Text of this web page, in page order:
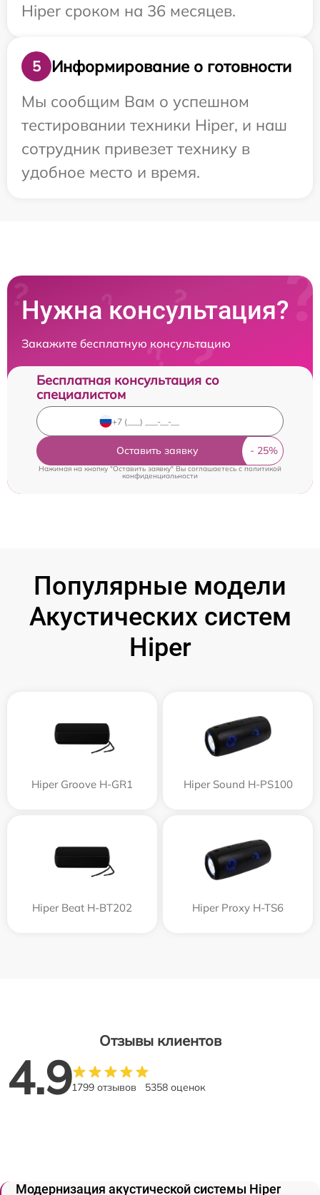
Hiper сроком на 36 месяцев.
5
Информирование о готовности
Мы сообщим Вам о успешном
тестировании техники Hiper, и наш
сотрудник привезет технику в
удобное место и время.
Нужна консультация?
Закажите бесплатную консультацию
Бесплатная консультация со
специалистом
Оставить заявку
Нажимая на кнопку "Оставить заявку" Вы соглашаетесь c политикой
конфиденциальности
Популярные модели
Акустических систем
Hiper
Hiper Groove H-GR1 Hiper Sound H-PS100
Hiper Beat H-BT202 Hiper Proxy H-TS6
Отзывы клиентов
4.91799 отзывов 5358 оценок
Модернизация акустической системы Hiper